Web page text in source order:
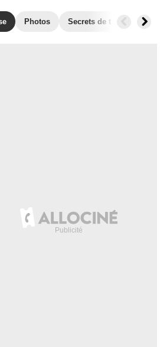
Photos Secrets de tournage